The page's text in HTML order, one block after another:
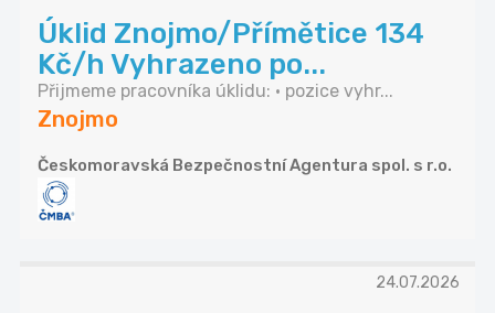
Úklid Znojmo/Přímětice 134
Kč/h Vyhrazeno po...
Přijmeme pracovníka úklidu: • pozice vyhr...
Znojmo
Českomoravská Bezpečnostní Agentura spol. s r.o.
24.07.2026